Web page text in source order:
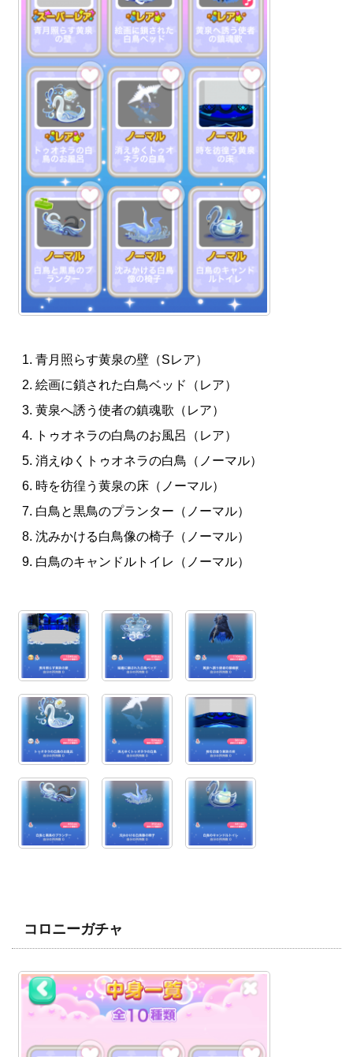
青月照らす黄泉の壁（Sレア）
絵画に鎖された白鳥ベッド（レア）
黄泉へ誘う使者の鎮魂歌（レア）
トゥオネラの白鳥のお風呂（レア）
消えゆくトゥオネラの白鳥（ノーマル）
時を彷徨う黄泉の床（ノーマル）
白鳥と黒鳥のプランター（ノーマル）
沈みかける白鳥像の椅子（ノーマル）
白鳥のキャンドルトイレ（ノーマル）
コロニーガチャ